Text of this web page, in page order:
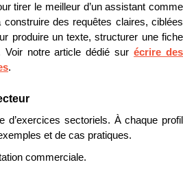
tirer le meilleur d’un assistant comme
construire des requêtes claires, ciblées
produire un texte, structurer une fiche
Voir notre article dédié sur écrire des
.
d’exercices sectoriels. À chaque profil
et de cas pratiques.
commerciale.